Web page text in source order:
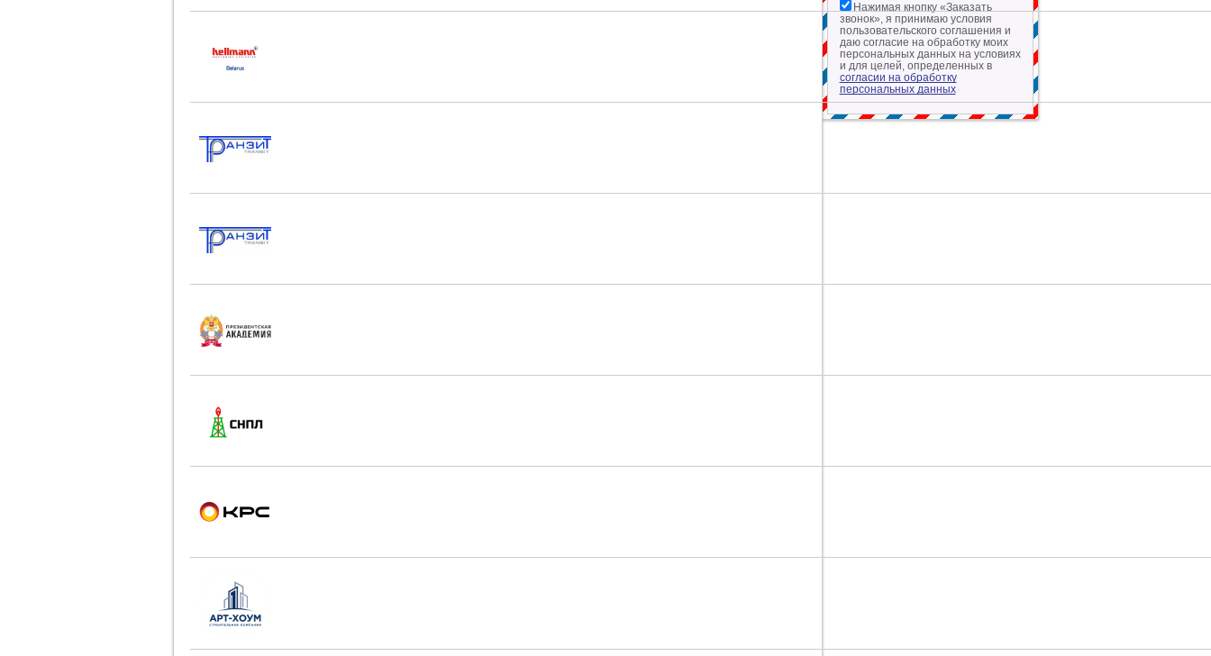
Нажимая кнопку «Заказать
звонок», я принимаю условия
пользовательского соглашения и
даю согласие на обработку моих
персональных данных на условиях
и для целей, определенных в
согласии на обработку
персональных данных